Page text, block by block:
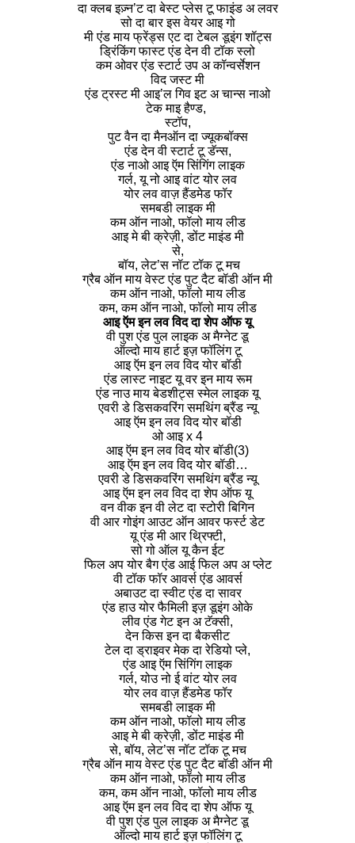
दा क्लब इज़्न’ट दा बेस्ट प्लेस टू फाइंड अ लवर
सो दा बार इस वेयर आइ गो
मी एंड माय फ्रेंड्स एट दा टेबल डूइंग शॉट्स
ड्रिंकिंग फास्ट एंड देन वी टॉक स्लो
कम ओवर एंड स्टार्ट उप अ कॉन्वर्सेशन
विद जस्ट मी
एंड ट्रस्ट मी आइ’ल गिव इट अ चान्स नाओ
टेक माइ हैण्ड,
स्टॉप,
पुट वैन दा मैनऑन दा ज्यूकबॉक्स
एंड देन वी स्टार्ट टू डॅन्स,
एंड नाओ आइ ऍम सिंगिंग लाइक
गर्ल, यू नो आइ वांट योर लव
योर लव वाज़ हैंडमेड फॉर
समबडी लाइक मी
कम ऑन नाओ, फॉलो माय लीड
आइ मे बी क्रेज़ी, डोंट माइंड मी
से,
बॉय, लेट’स नॉट टॉक टू मच
ग्रैब ऑन माय वेस्ट एंड पुट दैट बॉडी ऑन मी
कम ऑन नाओ, फॉलो माय लीड
कम, कम ऑन नाओ, फॉलो माय लीड
आइ ऍम इन लव विद दा शेप ऑफ यू
वी पुश एंड पुल लाइक अ मैग्नेट डू
ऑल्दो माय हार्ट इज़ फॉलिंग टू
आइ ऍम इन लव विद योर बॉडी
एंड लास्ट नाइट यू वर इन माय रूम
एंड नाउ माय बेडशीट्स स्मेल लाइक यू
एवरी डे डिसकवरिंग समथिंग ब्रैंड न्यू
आइ ऍम इन लव विद योर बॉडी
ओ आइ x 4
आइ ऍम इन लव विद योर बॉडी(3)
आइ ऍम इन लव विद योर बॉडी…
एवरी डे डिसकवरिंग समथिंग ब्रैंड न्यू
आइ ऍम इन लव विद दा शेप ऑफ यू
वन वीक इन वी लेट दा स्टोरी बिगिन
वी आर गोइंग आउट ऑन आवर फर्स्ट डेट
यू एंड मी आर थ्रिफ्टी,
सो गो ऑल यू कैन ईट
फिल अप योर बैग एंड आई फिल अप अ प्लेट
वी टॉक फॉर आवर्स एंड आवर्स
अबाउट दा स्वीट एंड दा सावर
एंड हाउ योर फैमिली इज़ डूइंग ओके
लीव एंड गेट इन अ टॅक्सी,
देन किस इन दा बैकसीट
टेल दा ड्राइवर मेक दा रेडियो प्ले,
एंड आइ ऍम सिंगिंग लाइक
गर्ल, योउ नो ई वांट योर लव
योर लव वाज़ हैंडमेड फॉर
समबडी लाइक मी
कम ऑन नाओ, फॉलो माय लीड
आइ मे बी क्रेज़ी, डोंट माइंड मी
से, बॉय, लेट’स नॉट टॉक टू मच
ग्रैब ऑन माय वेस्ट एंड पुट दैट बॉडी ऑन मी
कम ऑन नाओ, फॉलो माय लीड
कम, कम ऑन नाओ, फॉलो माय लीड
आइ ऍम इन लव विद दा शेप ऑफ यू
वी पुश एंड पुल लाइक अ मैग्नेट डू
ऑल्दो माय हार्ट इज़ फॉलिंग टू